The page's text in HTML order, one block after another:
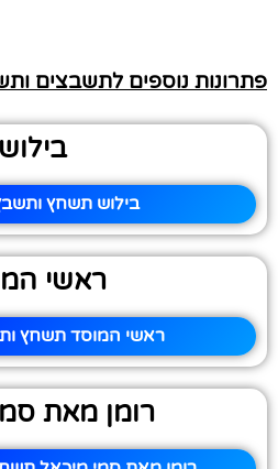
פתרונות נוספים לתשבצים
בילוש
בילוש תשחץ
ראשי
ראשי המוסד תשחץ
רומן מאת